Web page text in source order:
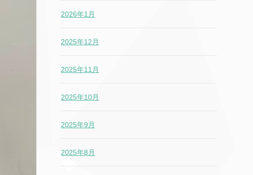
2026年1月
2025年12月
2025年11月
2025年10月
2025年9月
2025年8月